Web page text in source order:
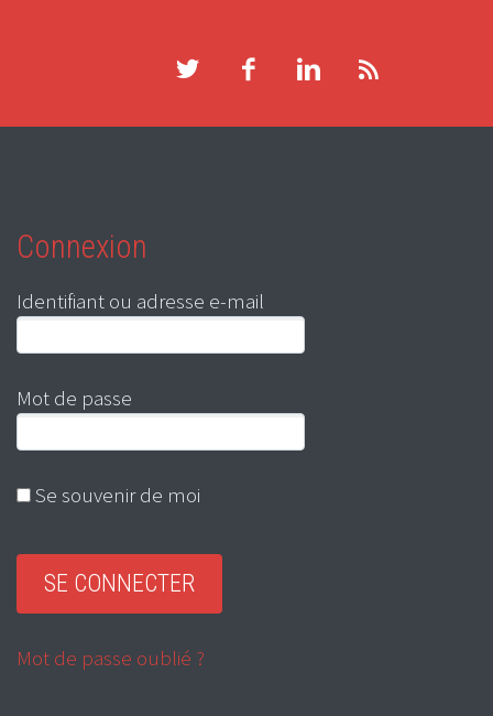
Connexion
Identifiant ou adresse e-mail
Mot de passe
Se souvenir de moi
Mot de passe oublié ?